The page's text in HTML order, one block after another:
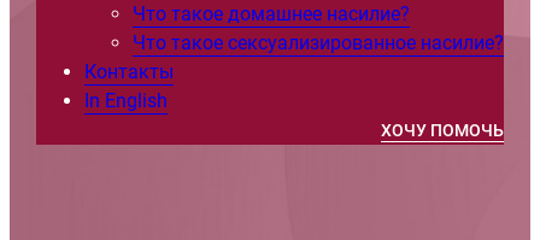
Что такое домашнее насилие?
Что такое сексуализированное насилие?
Контакты
In English
ХОЧУ ПОМОЧЬ